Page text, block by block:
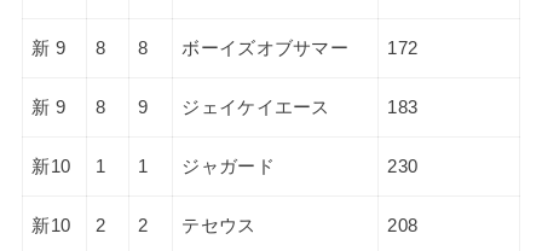
新 9 8 8 ボーイズオブサマー 172
新 9 8 9 ジェイケイエース 183
新10 1 1 ジャガード 230
新10 2 2 テセウス 208